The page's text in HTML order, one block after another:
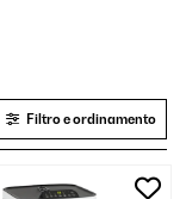
Filtro e ordinamento